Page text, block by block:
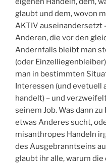
glaubt und dem, wovon
AKTIV auseinandersetzt
Anderen, die vor den
Andernfalls bleibt man
(oder
man in bestimmten
Interessen (und evetuell
handelt) – und
seinem Job. Was dann
etwas Anderes sucht,
misanthropes Handeln
des Ausgebranntseins
glaubt ihr alle, warum